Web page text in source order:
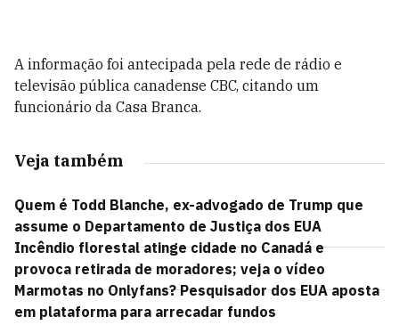
A informação foi antecipada pela rede de rádio e
televisão pública canadense CBC, citando um
funcionário da Casa Branca.
Veja também
Quem é Todd Blanche, ex-advogado de Trump que
assume o Departamento de Justiça dos EUA
Incêndio florestal atinge cidade no Canadá e
provoca retirada de moradores; veja o vídeo
Marmotas no Onlyfans? Pesquisador dos EUA aposta
em plataforma para arrecadar fundos